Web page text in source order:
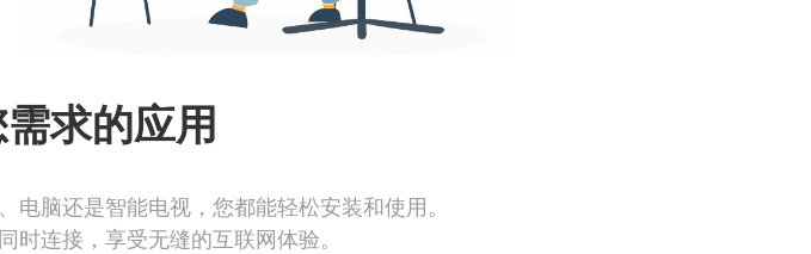
求的应用
脑还是智能电视，您都能轻松安装和使用。
连接，享受无缝的互联网体验。